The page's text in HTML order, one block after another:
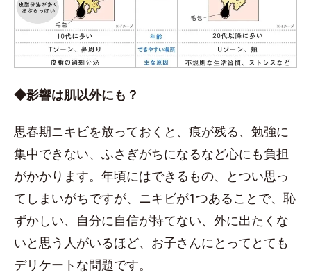
◆影響は肌以外にも？
思春期ニキビを放っておくと、痕が残る、勉強に
集中できない、ふさぎがちになるなど心にも負担
がかかります。年頃にはできるもの、とつい思っ
てしまいがちですが、ニキビが1つあることで、恥
ずかしい、自分に自信が持てない、外に出たくな
いと思う人がいるほど、お子さんにとってとても
デリケートな問題です。